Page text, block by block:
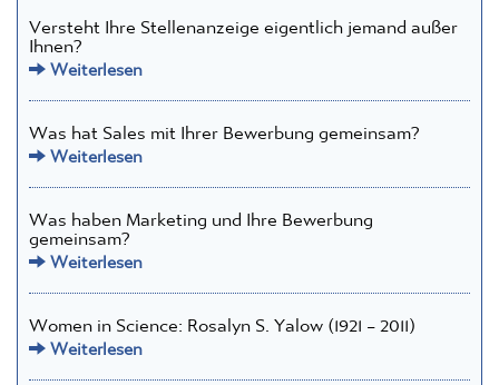
Versteht Ihre Stellenanzeige eigentlich jemand außer
Ihnen?
Weiterlesen
Was hat Sales mit Ihrer Bewerbung gemeinsam?
Weiterlesen
Was haben Marketing und Ihre Bewerbung
gemeinsam?
Weiterlesen
Women in Science: Rosalyn S. Yalow (1921 – 2011)
Weiterlesen